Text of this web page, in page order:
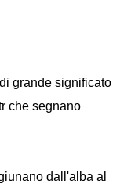
grande significato
che segnano
dall'alba al